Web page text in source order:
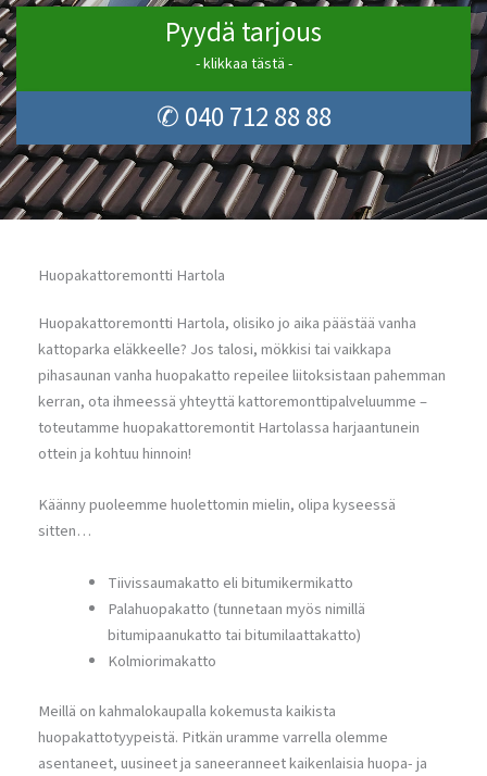
Pyydä tarjous
- klikkaa tästä -
✆ 040 712 88 88
Huopakattoremontti Hartola
Huopakattoremontti Hartola, olisiko jo aika päästää vanha
kattoparka eläkkeelle? Jos talosi, mökkisi tai vaikkapa
pihasaunan vanha huopakatto repeilee liitoksistaan pahemman
kerran, ota ihmeessä yhteyttä kattoremonttipalveluumme –
toteutamme huopakattoremontit Hartolassa harjaantunein
ottein ja kohtuu hinnoin!
Käänny puoleemme huolettomin mielin, olipa kyseessä
sitten…
Tiivissaumakatto eli bitumikermikatto
Palahuopakatto (tunnetaan myös nimillä
bitumipaanukatto tai bitumilaattakatto)
Kolmiorimakatto
Meillä on kahmalokaupalla kokemusta kaikista
huopakattotyypeistä. Pitkän uramme varrella olemme
asentaneet, uusineet ja saneeranneet kaikenlaisia huopa- ja